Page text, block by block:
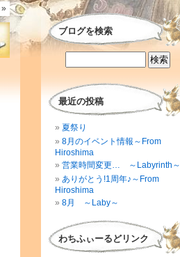
»
ブログを検索
最近の投稿
夏祭り
8月のイベント情報～From
Hiroshima
営業時間変更… ～Labyrinth～
ありがとう!1周年♪～From
Hiroshima
8月 ～Laby～
わちふぃーるどリンク